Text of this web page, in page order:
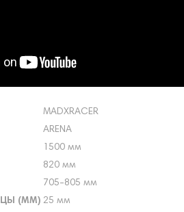
MADXRACER
ARENA
1500 мм
820 мм
705-805 мм
(ММ) 25 мм